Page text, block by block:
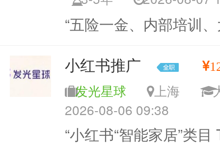
“五险一金、内部培训
小红书推广
发光星球 上海
2026-08-06 09:38
“小红书“智能家居”类目